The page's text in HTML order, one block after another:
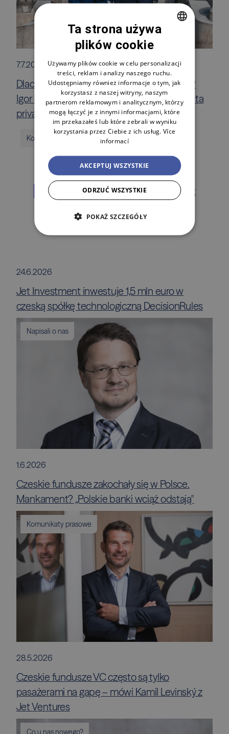
7.7.2026
Dlaczego mam sprzedawać świetną firmę?
Igor Fait i Marek Malík odsłaniają kulisy świata
private equity
Komunikaty prasowe
24.6.2026
Jet Investment inwestuje 1,5 mln euro w
czeską spółkę technologiczną DecisionRules
Napisali o nas
1.6.2026
Czeskie fundusze zakochały się w Polsce.
Mankament? „Polskie banki wciąż odstają"
Komunikaty prasowe
28.5.2026
Czeskie fundusze VC często są tylko
pasażerami na gapę – mówi Kamil Levinský z
Jet Ventures
Co u nas nowego?
ENGLISH
POLSKI
Ta strona używa
plików cookie
Używamy plików cookie w celu personalizacji
treści, reklam i analizy naszego ruchu.
Udostępniamy również informacje o tym, jak
korzystasz z naszej witryny, naszym
partnerom reklamowym i analitycznym, którzy
mogą łączyć je z innymi informacjami, które
im przekazałeś lub które zebrali w wyniku
korzystania przez Ciebie z ich usług. Více
informací
AKCEPTUJ WSZYSTKIE
ODRZUĆ WSZYSTKIE
POKAŻ SZCZEGÓŁY